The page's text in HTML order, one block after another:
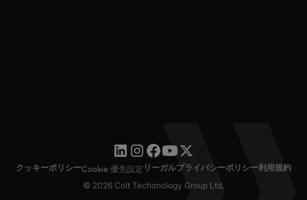
© 2026 Colt Techonology Group Ltd.
クッキーポリシーCookie 優先設定 リーガルプライバシーポリシー利用規約